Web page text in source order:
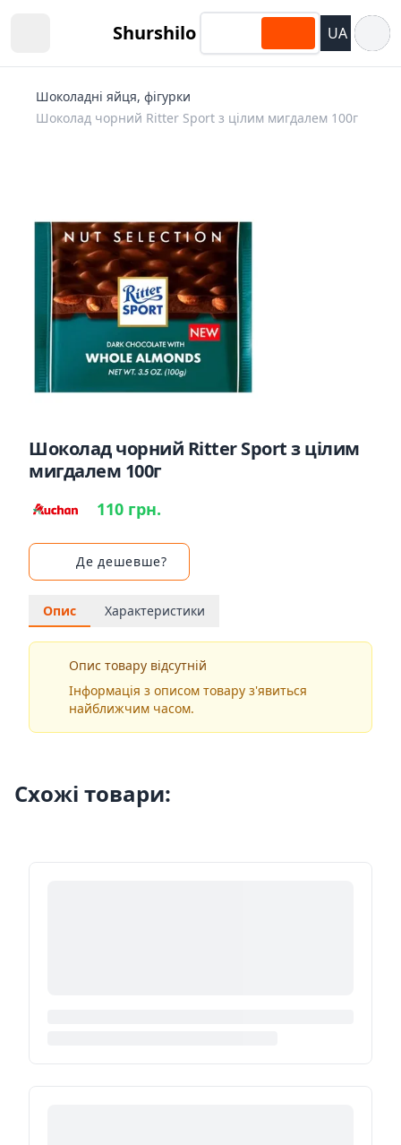
Shurshilo UA
Шоколадні яйця, фігурки
Шоколад чорний Ritter Sport з цілим мигдалем 100г
Шоколад чорний Ritter Sport з цілим
мигдалем 100г
110 грн.
Де дешевше?
Опис Характеристики
Опис товару відсутній
Інформація з описом товару з'явиться
найближчим часом.
Схожі товари: